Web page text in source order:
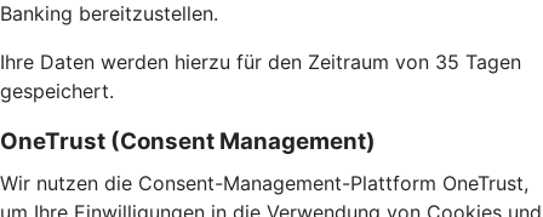
Banking bereitzustellen.
Ihre Daten werden hierzu für den Zeitraum von 35 Tagen
gespeichert.
OneTrust (Consent Management)
Wir nutzen die Consent-Management-Plattform OneTrust,
um Ihre Einwilligungen in die Verwendung von Cookies und